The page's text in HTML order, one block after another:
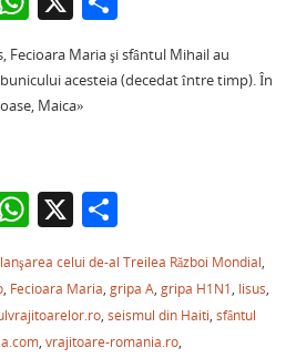
nt h
at
s
p
p
ar
ta
Fecioara Maria şi sfântul Mihail au
acesteia (decedat între timp). În
Maica»
W
at
s
X P
ar
ta
je
celui de-al Treilea Război Mondial,
, Fecioara Maria,gripa A,gripa H1N1, Iisus,
, seismul din Haiti, sfântul
, vrajitoare-romania.ro,